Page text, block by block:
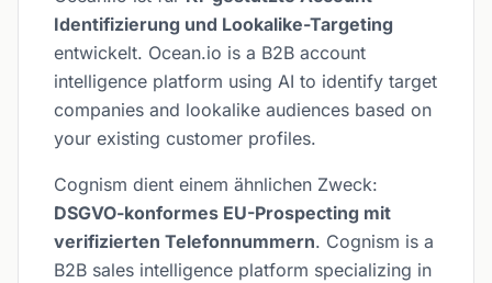
Identifizierung und Lookalike-Targeting
entwickelt. Ocean.io is a B2B account
intelligence platform using AI to identify target
companies and lookalike audiences based on
your existing customer profiles.
Cognism dient einem ähnlichen Zweck:
DSGVO-konformes EU-Prospecting mit
verifizierten Telefonnummern. Cognism is a
B2B sales intelligence platform specializing in